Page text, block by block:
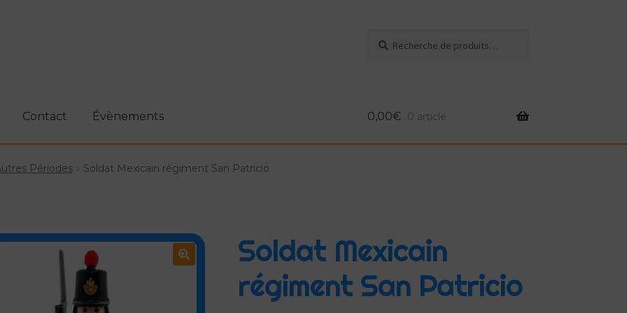
pour :
Contact Évènements
Évènements Livraison Mentions légales Mon compte
0,00€ 0 article
Périodes Soldat Mexicain régiment San Patricio
Soldat Mexicain
régiment San Patricio